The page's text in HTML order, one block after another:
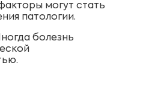
могут стать
патологии.
болезнь